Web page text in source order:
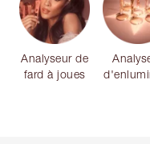
Analyseur de
fard à joues